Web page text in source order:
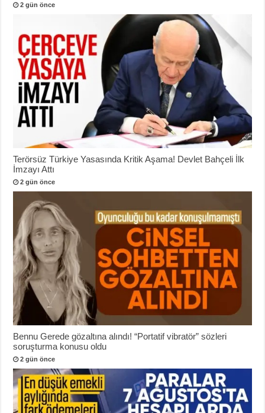
2 gün önce
Terörsüz Türkiye Yasasında Kritik Aşama! Devlet Bahçeli İlk
İmzayı Attı
2 gün önce
Bennu Gerede gözaltına alındı! “Portatif vibratör” sözleri
soruşturma konusu oldu
2 gün önce